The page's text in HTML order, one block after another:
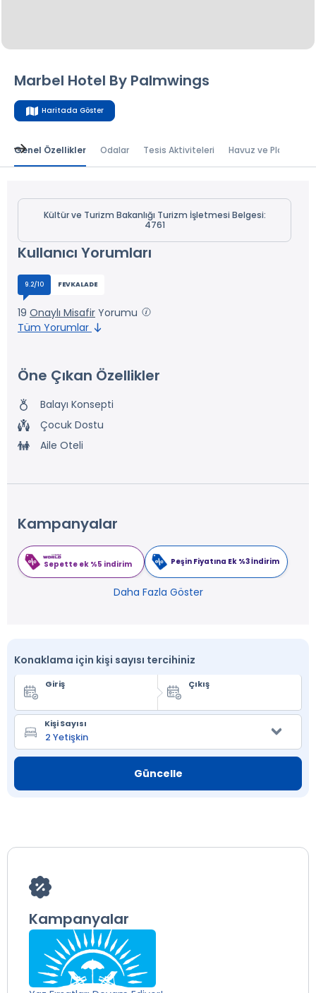
Marbel Hotel By Palmwings
Haritada Göster
Genel Özellikler Odalar Tesis Aktiviteleri Havuz ve Plaj
Kültür ve Turizm Bakanlığı Turizm İşletmesi Belgesi:
4761
Kullanıcı Yorumları
9.2/10 FEVKALADE
19 Onaylı Misafir Yorumu
Tüm Yorumlar
Öne Çıkan Özellikler
Balayı Konsepti
Çocuk Dostu
Aile Oteli
Kampanyalar
Sepette ek %5 indirim Peşin Fiyatına Ek %3 İndirim
Daha Fazla Göster
Konaklama için kişi sayısı tercihiniz
Giriş Çıkış
Kişi Sayısı
Güncelle
Kampanyalar